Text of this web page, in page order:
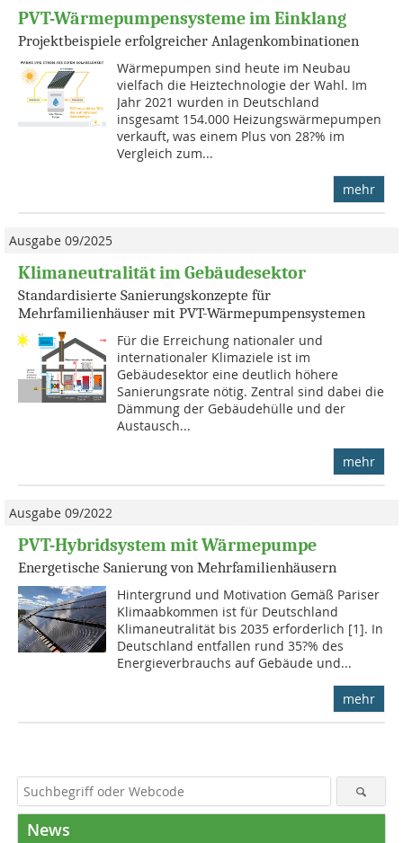
PVT-Wärmepumpensysteme im Einklang
Projektbeispiele erfolgreicher Anlagenkombinationen
Wärmepumpen sind heute im Neubau
vielfach die Heiztechnologie der Wahl. Im
Jahr 2021 wurden in Deutschland
insgesamt 154.000 Heizungswärmepumpen
verkauft, was einem Plus von 28?% im
Vergleich zum...
mehr
Ausgabe 09/2025
Klimaneutralität im Gebäudesektor
Standardisierte Sanierungskonzepte für
Mehrfamilienhäuser mit PVT-Wärmepumpensystemen
Für die Erreichung nationaler und
internationaler Klimaziele ist im
Gebäudesektor eine deutlich höhere
Sanierungsrate nötig. Zentral sind dabei die
Dämmung der Gebäudehülle und der
Austausch...
mehr
Ausgabe 09/2022
PVT-Hybridsystem mit Wärmepumpe
Energetische Sanierung von Mehrfamilienhäusern
Hintergrund und Motivation Gemäß Pariser
Klimaabkommen ist für Deutschland
Klimaneutralität bis 2035 erforderlich [1]. In
Deutschland entfallen rund 35?% des
Energieverbrauchs auf Gebäude und...
mehr
News